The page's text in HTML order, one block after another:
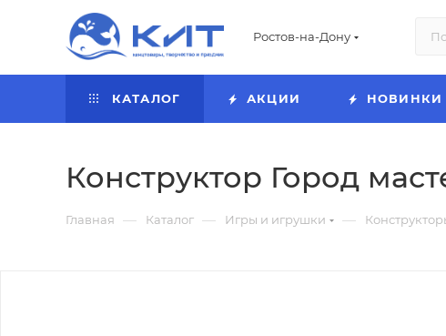
Ростов-на-Дону
КАТАЛОГ АКЦИИ НОВИНКИ
Конструктор Город
Главная — Каталог — Игры и игрушки —